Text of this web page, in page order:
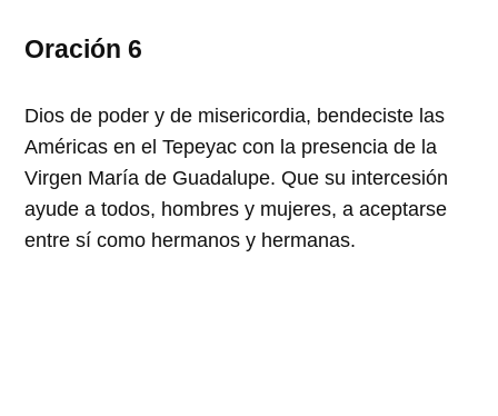
Oración 6
Dios de poder y de misericordia, bendeciste las
Américas en el Tepeyac con la presencia de la
Virgen María de Guadalupe. Que su intercesión
ayude a todos, hombres y mujeres, a aceptarse
entre sí como hermanos y hermanas.